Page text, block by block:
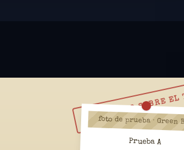
RESUÉLVELO SOBRE
foto de prueba · Green
Prueba A